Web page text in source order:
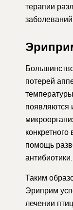
терапии
заболеваний.
потерей
появляются
конкретного
помощь
антибиотики.
Таким
Эриприм
лечении